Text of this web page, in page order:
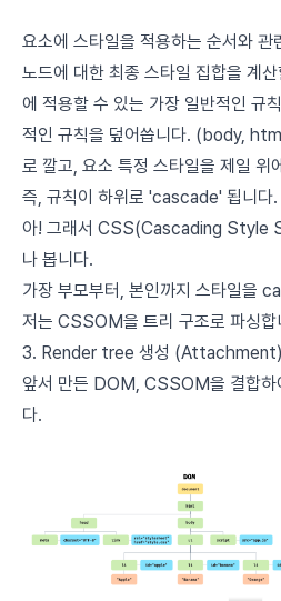
요소에 스타일을 적용하는 순서와 관
노드에 대한 최종 스타일 집합을 계
에 적용할 수 있는 가장 일반적인 규
적인 규칙을 덮어씁니다. (body,
로 깔고, 요소 특정 스타일을 제일 위
즉, 규칙이 하위로 'cascade' 됩니다.
아! 그래서 CSS(Cascading Style
나 봅니다.
가장 부모부터, 본인까지 스타일을
저는 CSSOM을 트리 구조로 파싱합
3. Render tree 생성 (Attachment)
앞서 만든 DOM, CSSOM을 결합
다.